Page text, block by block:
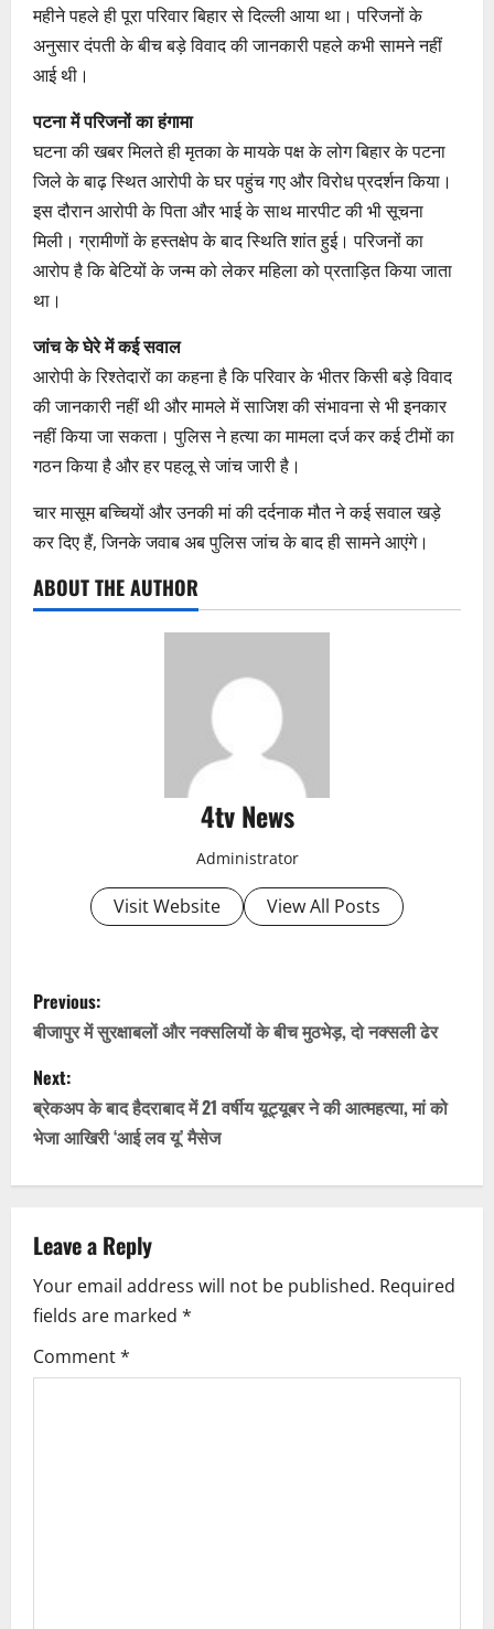
महीने पहले ही पूरा परिवार बिहार से दिल्ली आया था। परिजनों के
अनुसार दंपती के बीच बड़े विवाद की जानकारी पहले कभी सामने नहीं
आई थी।
पटना में परिजनों का हंगामा
घटना की खबर मिलते ही मृतका के मायके पक्ष के लोग बिहार के पटना
जिले के बाढ़ स्थित आरोपी के घर पहुंच गए और विरोध प्रदर्शन किया।
इस दौरान आरोपी के पिता और भाई के साथ मारपीट की भी सूचना
मिली। ग्रामीणों के हस्तक्षेप के बाद स्थिति शांत हुई। परिजनों का
आरोप है कि बेटियों के जन्म को लेकर महिला को प्रताड़ित किया जाता
था।
जांच के घेरे में कई सवाल
आरोपी के रिश्तेदारों का कहना है कि परिवार के भीतर किसी बड़े विवाद
की जानकारी नहीं थी और मामले में साजिश की संभावना से भी इनकार
नहीं किया जा सकता। पुलिस ने हत्या का मामला दर्ज कर कई टीमों का
गठन किया है और हर पहलू से जांच जारी है।
चार मासूम बच्चियों और उनकी मां की दर्दनाक मौत ने कई सवाल खड़े
कर दिए हैं, जिनके जवाब अब पुलिस जांच के बाद ही सामने आएंगे।
ABOUT THE AUTHOR
4tv News
Administrator
Visit Website View All Posts
P
o
s
t
n
a
v
i
g
Previous:
बीजापुर में सुरक्षाबलों और नक्सलियों के बीच मुठभेड़, दो नक्सली ढेर
Next:
ब्रेकअप के बाद हैदराबाद में 21 वर्षीय यूट्यूबर ने की आत्महत्या, मां को
भेजा आखिरी ‘आई लव यू’ मैसेज
Leave a Reply
Your email address will not be published. Required
fields are marked *
Comment*